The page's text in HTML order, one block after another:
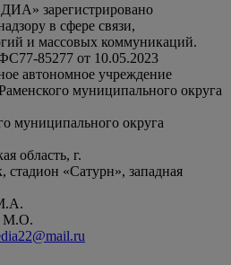
зарегистрировано
в сфере связи,
и массовых коммуникаций.
85277 от 10.05.2023
автономное учреждение
муниципального округа
муниципального округа
область, г.
стадион «Сатурн», западная
М.О.